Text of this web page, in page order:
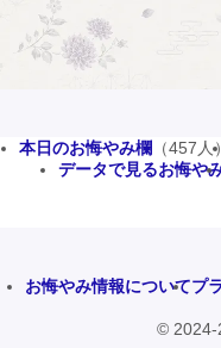
本日のお悔やみ欄 （457人）
データで見るお悔や
お悔やみ情報についてプ
© 2024-